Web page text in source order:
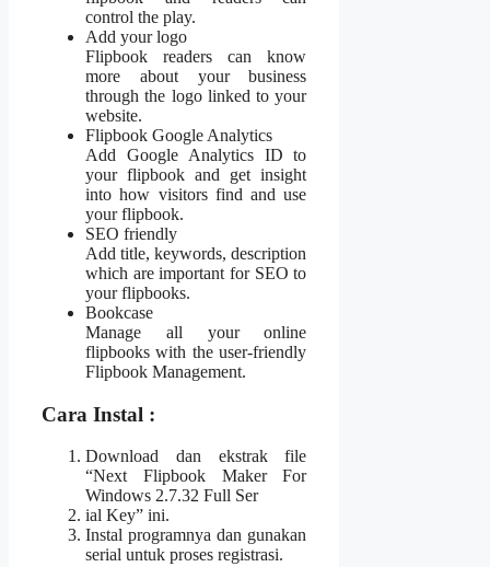
control the play.​
Add your logo
Flipbook readers can know
more about your business
through the logo linked to your
website.​
Flipbook Google Analytics
Add Google Analytics ID to
your flipbook and get insight
into how visitors find and use
your flipbook.​
SEO friendly
Add title, keywords, description
which are important for SEO to
your flipbooks.​
Bookcase
Manage all your online
flipbooks with the user-friendly
Flipbook Management.​
Cara Instal :
Download dan ekstrak file
“Next Flipbook Maker For
Windows 2.7.32 Full Ser
ial Key” ini.
Instal programnya dan gunakan
serial untuk proses registrasi.